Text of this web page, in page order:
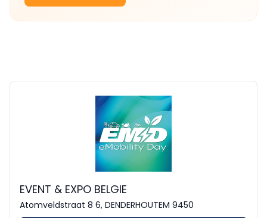
EVENT & EXPO BELGIE
Atomveldstraat 8 6, DENDERHOUTEM 9450